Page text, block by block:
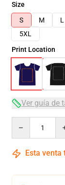
Size
S
M L
5XL
Print Location
Ver guía de
Esta venta